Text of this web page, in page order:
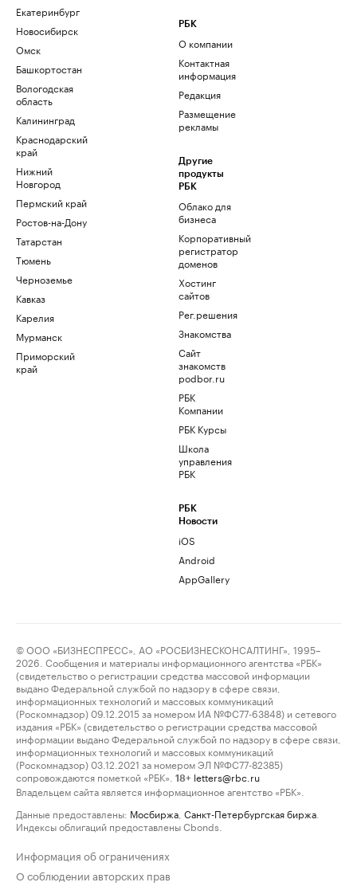
Екатеринбург
Новосибирск
Омск
Башкортостан
Вологодская
область
Калининград
Краснодарский
край
Нижний
Новгород
Пермский край
Ростов-на-Дону
Татарстан
Тюмень
Черноземье
Кавказ
Карелия
Мурманск
Приморский
край
РБК
О компании
Контактная
информация
Редакция
Размещение
рекламы
Другие
продукты
РБК
Облако для
бизнеса
Корпоративный
регистратор
доменов
Хостинг
сайтов
Рег.решения
Знакомства
Сайт
знакомств
podbor.ru
РБК
Компании
РБК Курсы
Школа
управления
РБК
РБК
Новости
iOS
Android
AppGallery
© ООО «БИЗНЕСПРЕСС», АО «РОСБИЗНЕСКОНСАЛТИНГ», 1995–
2026. Сообщения и материалы информационного агентства «РБК»
(свидетельство о регистрации средства массовой информации
выдано Федеральной службой по надзору в сфере связи,
информационных технологий и массовых коммуникаций
(Роскомнадзор) 09.12.2015 за номером ИА №ФС77-63848) и сетевого
издания «РБК» (свидетельство о регистрации средства массовой
информации выдано Федеральной службой по надзору в сфере связи,
информационных технологий и массовых коммуникаций
(Роскомнадзор) 03.12.2021 за номером ЭЛ №ФС77-82385)
сопровождаются пометкой «РБК».
18+ letters@rbc.ru
Владельцем сайта является информационное агентство «РБК».
Данные предоставлены: Мосбиржа Санкт-Петербургская биржа
Индексы облигаций предоставлены Cbonds.
Информация об ограничениях
О соблюдении авторских прав